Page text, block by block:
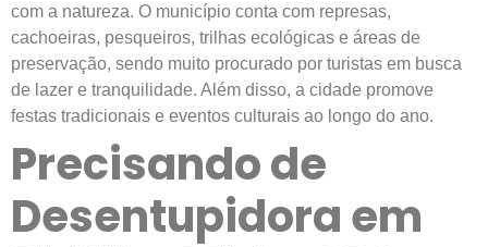
com a natureza. O município conta com represas,
cachoeiras, pesqueiros, trilhas ecológicas e áreas de
preservação, sendo muito procurado por turistas em busca
de lazer e tranquilidade. Além disso, a cidade promove
festas tradicionais e eventos culturais ao longo do ano.
Precisando de
Desentupidora em